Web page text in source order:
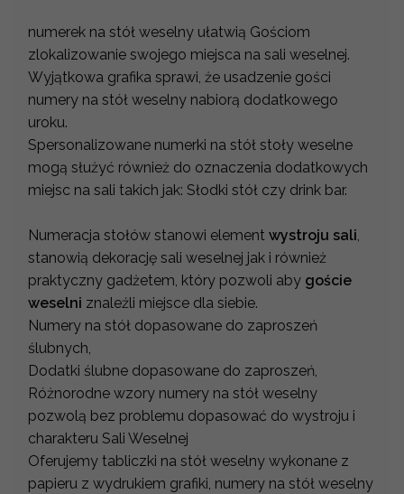
numerek na stół weselny ułatwią Gościom
zlokalizowanie swojego miejsca na sali weselnej.
Wyjątkowa grafika sprawi, że usadzenie gości
numery na stół weselny nabiorą dodatkowego
uroku.
Spersonalizowane numerki na stół stoły weselne
mogą służyć również do oznaczenia dodatkowych
miejsc na sali takich jak: Słodki stół czy drink bar.
Numeracja stołów stanowi element wystroju sali,
stanowią dekorację sali weselnej jak i również
praktyczny gadżetem, który pozwoli aby goście
weselni znaleźli miejsce dla siebie.
Numery na stół dopasowane do zaproszeń
ślubnych,
Dodatki ślubne dopasowane do zaproszeń,
Różnorodne wzory numery na stół weselny
pozwolą bez problemu dopasować do wystroju i
charakteru Sali Weselnej
Oferujemy tabliczki na stół weselny wykonane z
papieru z wydrukiem grafiki, numery na stół weselny